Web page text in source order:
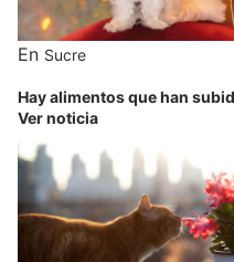
En Sucre
Hay alimentos que han
Ver noticia